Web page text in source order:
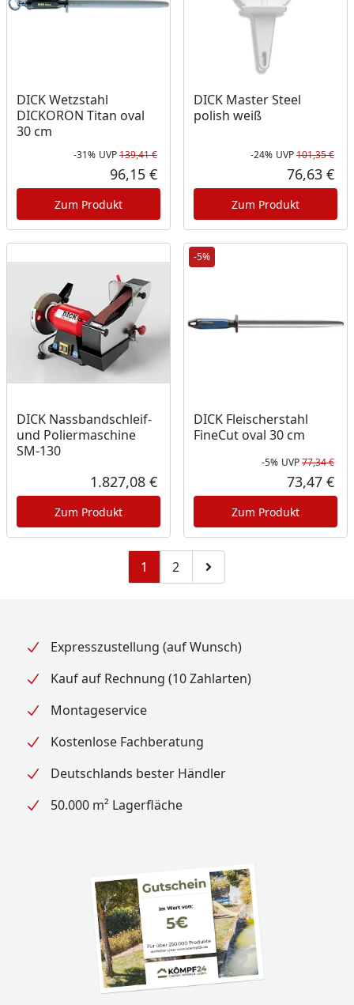
DICK Wetzstahl
DICKORON Titan oval
30 cm
Rabatt in Prozent
-31%
Ursprünglicher Preis
UVP139,41 €
Aktueller Preis
96,15 €
Zum Produkt
DICK Master Steel
polish weiß
-24% UVP101,35 €
76,63 €
Zum Produkt
DICK Nassbandschleif-
und Poliermaschine
SM-130
Aktueller Preis
1.827,08 €
Zum Produkt
-5%
DICK Fleischerstahl
FineCut oval 30 cm
-5% UVP77,34 €
73,47 €
Zum Produkt
1 Zu Seite 2
2 Zur nächsten Seite
Expresszustellung (auf Wunsch)
Kauf auf Rechnung (10 Zahlarten)
Montageservice
Kostenlose Fachberatung
Deutschlands bester Händler
50.000 m² Lagerfläche